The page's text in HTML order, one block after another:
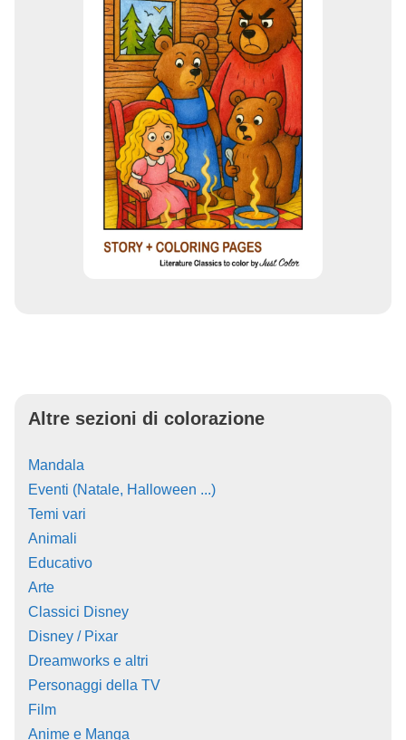
Altre sezioni di colorazione
Mandala
Eventi (Natale, Halloween ...)
Temi vari
Animali
Educativo
Arte
Classici Disney
Disney / Pixar
Dreamworks e altri
Personaggi della TV
Film
Anime e Manga